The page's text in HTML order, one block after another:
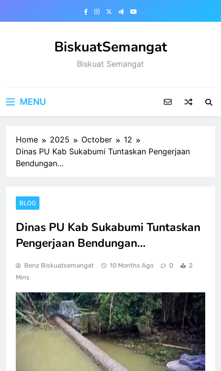
BiskuatSemangat
Biskuat Semangat
MENU
Home 2025 October
12
Dinas PU Kab Sukabumi Tuntaskan Pengerjaan
Bendungan…
BLOG
Dinas PU Kab Sukabumi Tuntaskan
Pengerjaan Bendungan…
Benz Biskuatsemangat 10 Months Ago 0
2
Mins